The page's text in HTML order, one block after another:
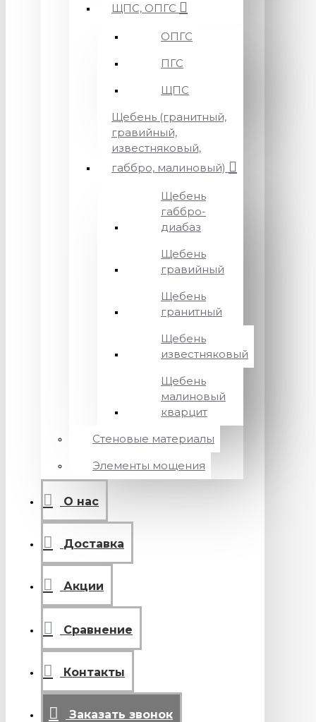
ЩПС, ОПГС
ОПГС
ПГС
ЩПС
Щебень (гранитный,
гравийный,
известняковый,
габбро, малиновый)
Щебень
габбро-
диабаз
Щебень
гравийный
Щебень
гранитный
Щебень
известняковый
Щебень
малиновый
кварцит
Стеновые материалы
Элементы мощения
О нас
Доставка
Акции
Сравнение
Контакты
Заказать звонок